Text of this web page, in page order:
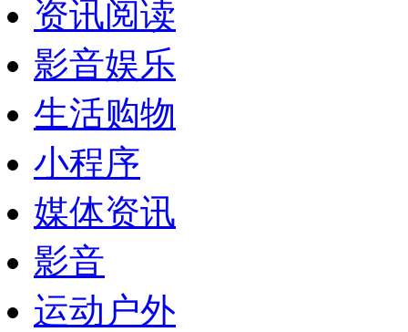
资讯阅读
影音娱乐
生活购物
小程序
媒体资讯
影音
运动户外